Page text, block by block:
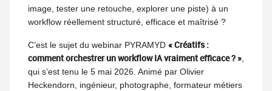
image, tester une retouche, explorer une piste) à un
workflow réellement structuré, efficace et maîtrisé ?
C’est le sujet du webinar PYRAMYD « Créatifs :
comment orchestrer un workflow IA vraiment efficace ? »,
qui s’est tenu le 5 mai 2026. Animé par Olivier
Heckendorn, ingénieur, photographe, formateur métiers